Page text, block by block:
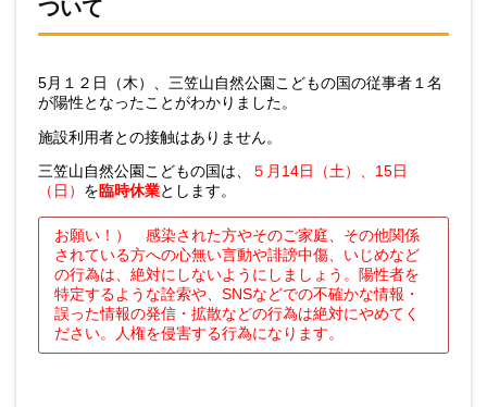
ついて
5月１２日（木）、三笠山自然公園こどもの国の従事者１名
が陽性となったことがわかりました。
施設利用者との接触はありません。
三笠山自然公園こどもの国は、
５月14日（土）、15日
（日） を 臨時休業とします。
お願い！） 感染された方やそのご家庭、その他関係
されている方への心無い言動や誹謗中傷、いじめなど
の行為は、絶対にしないようにしましょう。陽性者を
特定するような詮索や、SNSなどでの不確かな情報・
誤った情報の発信・拡散などの行為は絶対にやめてく
ださい。人権を侵害する行為になります。